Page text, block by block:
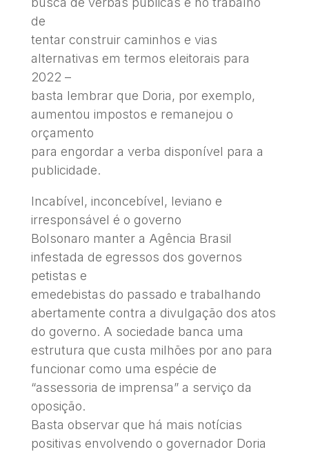
de
tentar construir caminhos e vias
alternativas em termos eleitorais para
2022 –
basta lembrar que Doria, por exemplo,
aumentou impostos e remanejou o
orçamento
para engordar a verba disponível para a
publicidade.
Incabível, inconcebível, leviano e
irresponsável é o governo
Bolsonaro manter a Agência Brasil
infestada de egressos dos governos
petistas e
emedebistas do passado e trabalhando
abertamente contra a divulgação dos atos
do governo. A sociedade banca uma
estrutura que custa milhões por ano para
funcionar como uma espécie de
“assessoria de imprensa” a serviço da
oposição.
Basta observar que há mais notícias
positivas envolvendo o governador Doria